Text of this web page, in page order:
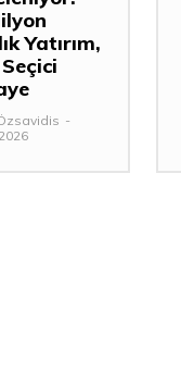
Yatırım,
-